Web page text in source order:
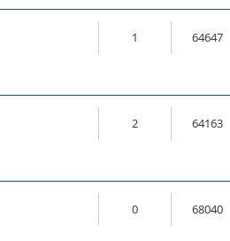
1 64647
2 64163
0 68040